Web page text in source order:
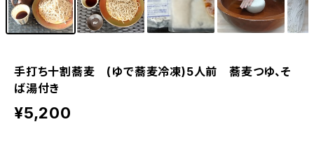
手打ち十割蕎麦 (ゆで蕎麦冷凍)5人前 蕎麦つゆ、そ
ば湯付き
¥5,200